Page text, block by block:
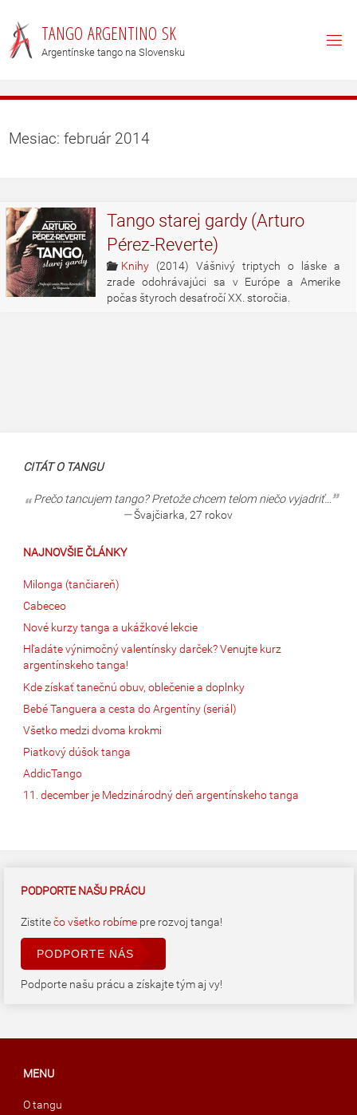
TANGO ARGENTINO SK
Argentínske tango na Slovensku
Mesiac: február 2014
Tango starej gardy (Arturo
Pérez-Reverte)
Knihy(2014) Vášnivý triptych o láske a
zrade odohrávajúci sa v Európe a Amerike
počas štyroch desaťročí XX. storočia.
CITÁT O TANGU
Prečo tancujem tango? Pretože chcem telom niečo vyjadriť…
—Švajčiarka, 27 rokov
NAJNOVŠIE ČLÁNKY
Milonga (tančiareň)
Cabeceo
Nové kurzy tanga a ukážkové lekcie
Hľadáte výnimočný valentínsky darček? Venujte kurz
argentínskeho tanga!
Kde získať tanečnú obuv, oblečenie a doplnky
Bebé Tanguera a cesta do Argentíny (seriál)
Všetko medzi dvoma krokmi
Piatkový dúšok tanga
AddicTango
11. december je Medzinárodný deň argentínskeho tanga
PODPORTE NAŠU PRÁCU
Zistitečo všetko robíme pre rozvoj tanga!
PODPORTE NÁS
Podporte našu prácu a získajte tým aj vy!
MENU
O tangu